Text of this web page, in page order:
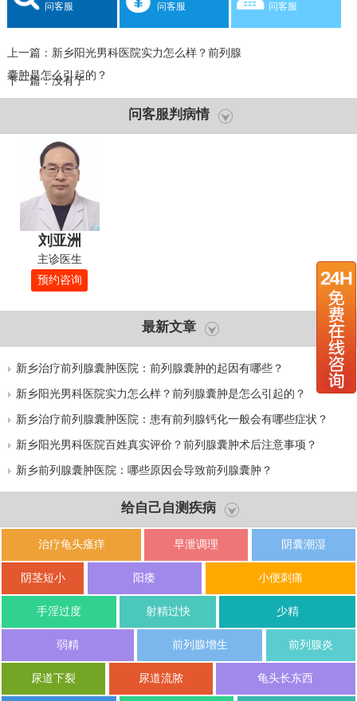
问客服 问客服 问客服
上一篇： 新乡阳光男科医院实力怎么样？前列腺
囊肿是怎么引起的？
下一篇：没有了
问客服判病情
刘亚洲
主诊医生
预约咨询
最新文章
新乡治疗前列腺囊肿医院：前列腺囊肿的起因有哪些？
新乡阳光男科医院实力怎么样？前列腺囊肿是怎么引起的？
新乡治疗前列腺囊肿医院：患有前列腺钙化一般会有哪些症状？
新乡阳光男科医院百姓真实评价？前列腺囊肿术后注意事项？
新乡前列腺囊肿医院：哪些原因会导致前列腺囊肿？
给自己自测疾病
治疗龟头瘙痒 早泄调理 阴囊潮湿
阴茎短小 阳痿 小便刺痛
手淫过度 射精过快 少精
弱精 前列腺增生 前列腺炎
尿道下裂 尿道流脓 龟头长东西